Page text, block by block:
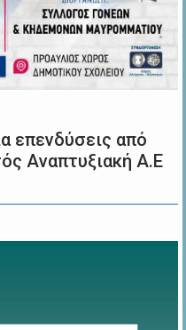
επενδύσεις από
Αναπτυξιακή Α.Ε